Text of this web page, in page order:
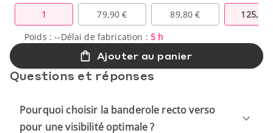
1
79,90 € 89,80 €
125,80
Poids :--Délai de fabrication : 5 h
Ajouter au panier
Questions et réponses
Pourquoi choisir la banderole recto verso
pour une visibilité optimale ?